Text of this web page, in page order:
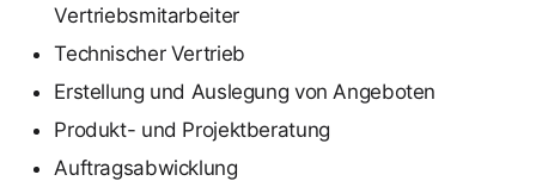
Vertriebsmitarbeiter
Technischer Vertrieb
Erstellung und Auslegung von Angeboten
Produkt- und Projektberatung
Auftragsabwicklung